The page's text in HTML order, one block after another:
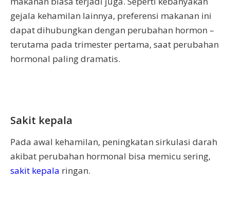
gejala kehamilan lainnya, preferensi makanan ini
dapat dihubungkan dengan perubahan hormon –
terutama pada trimester pertama, saat perubahan
hormonal paling dramatis.
Sakit kepala
Pada awal kehamilan, peningkatan sirkulasi darah
akibat perubahan hormonal bisa memicu sering,
sakit kepala ringan.